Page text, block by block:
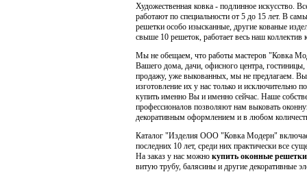
Художественная ковка - подлинное искусство.
работают по специальности от 5 до 15 лет. В
решетки особо изысканные, другие кованые
свыше 10 решеток, работает весь наш коллектив
Мы не обещаем, что работы мастеров "Ковка
Вашего дома, дачи, офисного центра,
продажу, уже выкованных, мы не предлагаем.
изготовление их у нас только и исключительно
купить именно Вы и именно сейчас. Наше
профессионалов позволяют нам выковать
декоративным оформлением и в любом
Каталог "Изделия ООО "Ковка Модерн"
последних 10 лет, среди них практически все
На заказ у нас можно купить оконные
витую трубу, балясины и другие декоративные